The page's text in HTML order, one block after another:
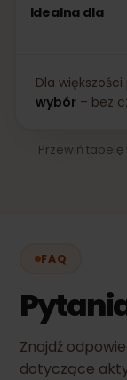
Idealna dla
Dla
wybór– bez
Przewiń
FAQ
Znajdź
dotyczące